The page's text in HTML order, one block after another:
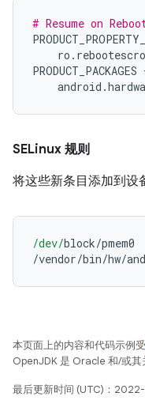
# Resume on
ro .
PRODUCT_PACKAGES
android .
SELinux 规则
将这些新条目添加到设
/dev/block/pmem0
/vendor/bin/hw/
本页面上的内容和代码示例受
OpenJDK 是 Oracle 和/或其
最后更新时间 (UTC)：